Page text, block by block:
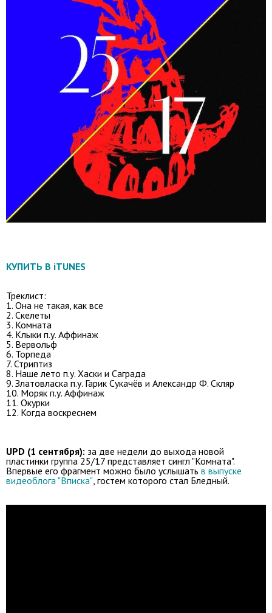
КУПИТЬ В iTUNES
Треклист:
1. Она не такая, как все
2. Скелеты
3. Комната
4. Клыки п.у. Аффинаж
5. Вервольф
6. Торпеда
7. Стриптиз
8. Наше лето п.у. Хаски и Саграда
9. Златовласка п.у. Гарик Сукачёв и Александр Ф. Скляр
10. Моряк п.у. Аффинаж
11. Окурки
12. Когда воскреснем
UPD (1 сентября): за две недели до выхода новой
пластинки группа 25/17 представляет сингл "Комната".
Впервые его фрагмент можно было услышать в выпуске
видеоблога "Вписка", гостем которого стал Бледный.